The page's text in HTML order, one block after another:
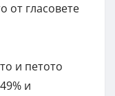
от гласовете
и петото
и